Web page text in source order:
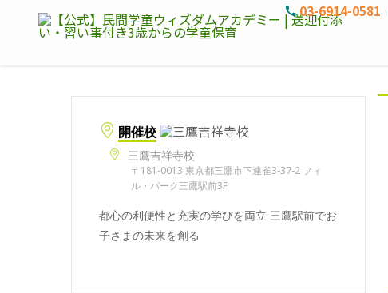
03-6914-0581
開催校
三鷹吉祥寺校
〒181-0013 東京都三鷹市下連雀3-37-2 フィ
ル・パーク三鷹駅前3F
都心の利便性と充実の学びを両立 三鷹駅前でお
子さまの未来を創る